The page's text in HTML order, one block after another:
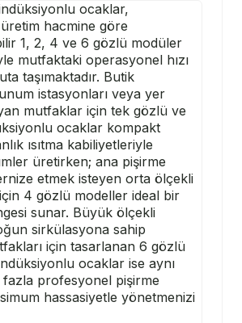
ocaklar,
hacmine göre
1, 2, 4 ve 6 gözlü modüler
mutfaktaki operasyonel hızı
taşımaktadır. Butik
istasyonları veya yer
mutfaklar için tek gözlü ve
ocaklar kompakt
ısıtma kabiliyetleriyle
üretirken; ana pişirme
etmek isteyen orta ölçekli
4 gözlü modeller ideal bir
sunar. Büyük ölçekli
sirkülasyona sahip
için tasarlanan 6 gözlü
ocaklar ise aynı
profesyonel pişirme
hassasiyetle yönetmenizi